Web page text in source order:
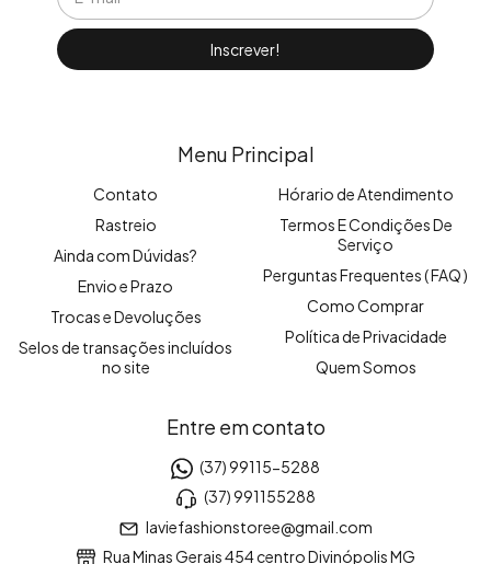
Menu Principal
Contato
Rastreio
Ainda com Dúvidas?
Envio e Prazo
Trocas e Devoluções
Selos de transações incluídos
no site
Hórario de Atendimento
Termos E Condições De
Serviço
Perguntas Frequentes ( FAQ )
Como Comprar
Política de Privacidade
Quem Somos
Entre em contato
(37) 99115-5288
(37) 991155288
laviefashionstoree@gmail.com
Rua Minas Gerais 454 centro Divinópolis MG